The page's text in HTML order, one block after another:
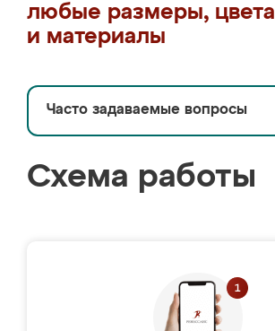
любые размеры, цвета
и материалы
Часто задаваемые вопросы
Схема работы